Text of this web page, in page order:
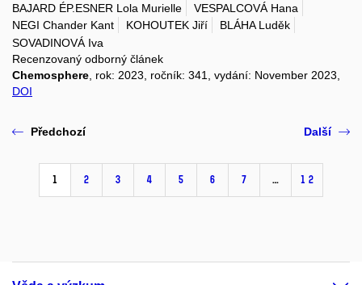
BAJARD ÉP.ESNER Lola Murielle
VESPALCOVÁ Hana
NEGI Chander Kant
KOHOUTEK Jiří
BLÁHA Luděk
SOVADINOVÁ Iva
Recenzovaný odborný článek
Chemosphere , rok: 2023, ročník: 341, vydání: November 2023,
DOI
Předchozí
1 2 3 4 5 6 7 … 12
Další